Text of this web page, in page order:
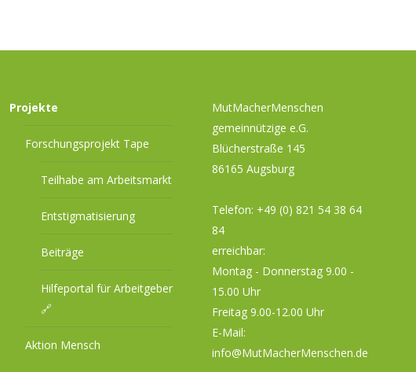
Projekte
Forschungsprojekt Tape
Teilhabe am Arbeitsmarkt
Entstigmatisierung
Beiträge
Hilfeportal für Arbeitgeber
🔗
Aktion Mensch
MutMacherMenschen
gemeinnützige e.G.
Blücherstraße 145
86165 Augsburg
Telefon: +49 (0) 821 54 38 64
84
erreichbar:
Montag - Donnerstag 9.00 -
15.00 Uhr
Freitag 9.00-12.00 Uhr
E-Mail:
info@MutMacherMenschen.de